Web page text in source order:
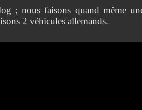
; nous faisons quand même
2 véhicules allemands.